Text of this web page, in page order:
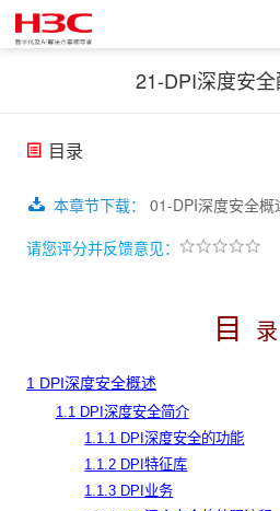
21-DPI深度安
目录
本章节下载： 01-DPI深度安全概
请您评分并反馈意见：
目 录
1 DPI深度安全概述
1.1 DPI深度安全简介
1.1.1 DPI深度安全的功能
1.1.2 DPI特征库
1.1.3 DPI业务